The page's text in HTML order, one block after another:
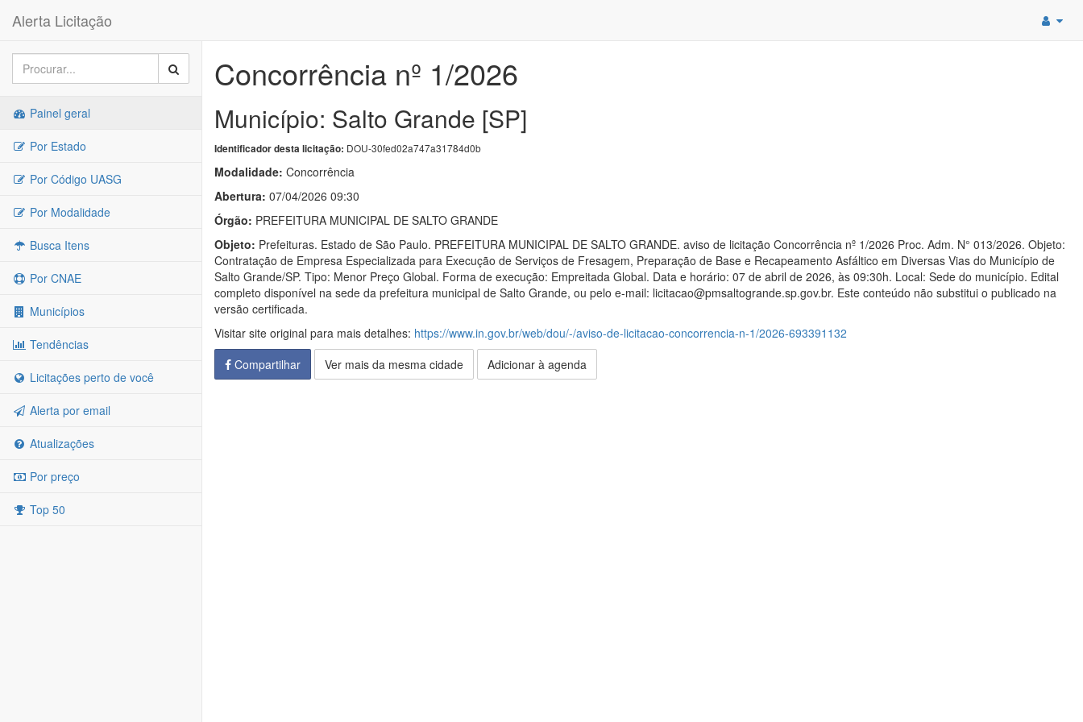
Alerta Licitação
Painel geral
Por Estado
Por Código UASG
Por Modalidade
Busca Itens
Por CNAE
Municípios
Tendências
Licitações perto de você
Alerta por email
Atualizações
Por preço
Top 50
Concorrência nº 1/2026
Município: Salto Grande [SP]
Identificador desta licitação: DOU-30fed02a747a31784d0b
Modalidade: Concorrência
Abertura: 07/04/2026 09:30
Órgão: PREFEITURA MUNICIPAL DE SALTO GRANDE
Objeto: Prefeituras. Estado de São Paulo. PREFEITURA MUNICIPAL DE SALTO GRANDE. aviso de licitação Concorrência nº 1/2026 Proc. Adm. N° 013/2026. Objeto:
Contratação de Empresa Especializada para Execução de Serviços de Fresagem, Preparação de Base e Recapeamento Asfáltico em Diversas Vias do Município de
Salto Grande/SP. Tipo: Menor Preço Global. Forma de execução: Empreitada Global. Data e horário: 07 de abril de 2026, às 09:30h. Local: Sede do município. Edital
completo disponível na sede da prefeitura municipal de Salto Grande, ou pelo e-mail: licitacao@pmsaltogrande.sp.gov.br. Este conteúdo não substitui o publicado na
versão certificada.
Visitar site original para mais detalhes: https://www.in.gov.br/web/dou/-/aviso-de-licitacao-concorrencia-n-1/2026-693391132
Compartilhar
Ver mais da mesma cidade Adicionar à agenda